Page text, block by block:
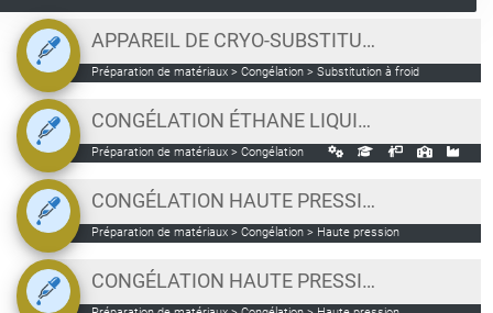
APPAREIL DE CRYO-SUBSTITUTION LEICA AFS 2
Préparation de matériaux > Congélation > Substitution à froid
CONGÉLATION ÉTHANE LIQUIDE (CRYOPLUNGER)
Préparation de matériaux > Congélation
CONGÉLATION HAUTE PRESSION LEICA EMPACT
Préparation de matériaux > Congélation > Haute pression
CONGÉLATION HAUTE PRESSION LEICA HPM100